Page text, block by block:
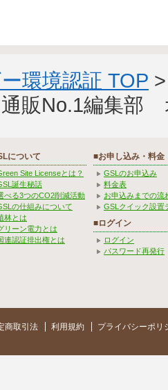
環境認証 TOP
販No.1編集部
について
Site Licenseとは？
誕生秘話
べる3つのCO2削減活動
の仕組みについて
林とは
リーン電力とは
連認証排出権とは
■お申し込み・料金
GSLのお申込み
料金表
お申込みまでの流
GSLクイック設置
■ログイン
ログイン
パスワード再発行
商取引法 利用規約 プライバシーポリ